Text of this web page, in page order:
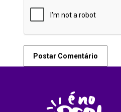
Postar Comentário